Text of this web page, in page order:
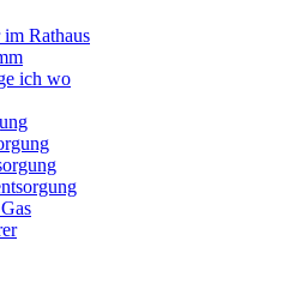
Rathaus
ich wo